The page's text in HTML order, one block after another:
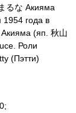
るな Акияма
года в
(яп. 秋山
Роли
(Пэтти)